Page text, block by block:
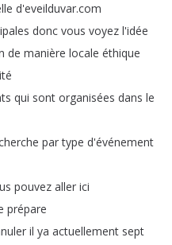
d'eveilduvar.com
donc vous voyez l'idée
de manière locale éthique
qui sont organisées dans le
par type d'événement
pouvez aller ici
prépare
il ya actuellement sept